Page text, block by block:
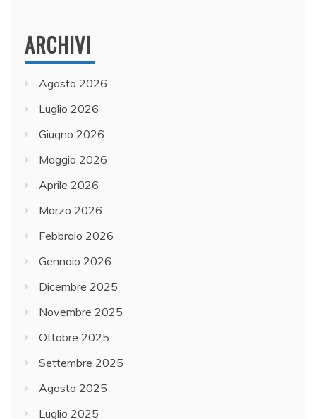
ARCHIVI
Agosto 2026
Luglio 2026
Giugno 2026
Maggio 2026
Aprile 2026
Marzo 2026
Febbraio 2026
Gennaio 2026
Dicembre 2025
Novembre 2025
Ottobre 2025
Settembre 2025
Agosto 2025
Luglio 2025